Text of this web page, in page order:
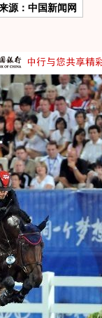
源：中国新闻网